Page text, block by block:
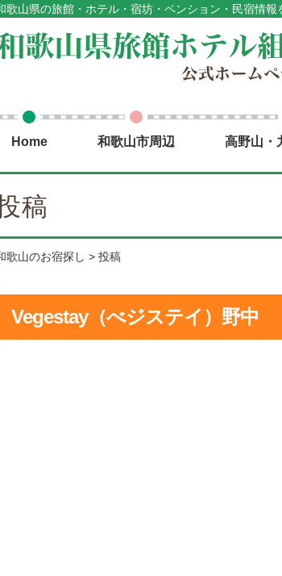
歌山県の旅館・ホテル・宿坊・ペンション・民宿情報
Home 和歌山市周辺 高野山・
稿
歌山のお宿探し 投稿
Vegestay（べジステイ）野中